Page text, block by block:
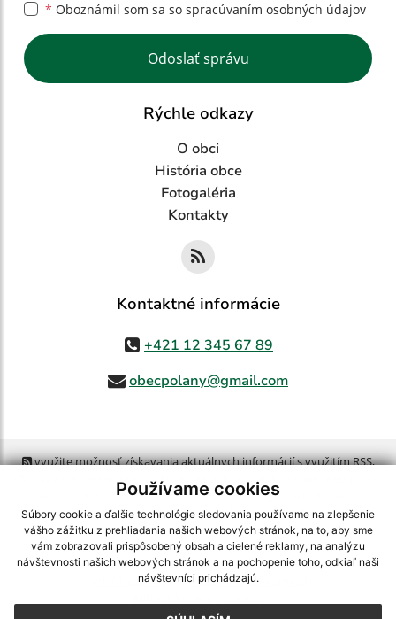
Používame cookies
Súbory cookie a ďalšie technológie sledovania používame na zlepšenie
vášho zážitku z prehliadania našich webových stránok, na to, aby sme
vám zobrazovali prispôsobený obsah a cielené reklamy, na analýzu
návštevnosti našich webových stránok a na pochopenie toho, odkiaľ naši
návštevníci prichádzajú.
* Oboznámil som sa so spracúvaním osobných údajov
Google reCaptcha Response
Odoslať správu
Rýchle odkazy
O obci
História obce
Fotogaléria
Kontakty
Kontaktné informácie
+421 12 345 67 89
obecpolany@gmail.com
využite možnosť získavania aktuálnych informácií s využitím RSS,
CMS systém (redakčný) systém ECHELON 2, Mapa stránok
webex.digital, s.r.o.,domény,registrácia domény
spoločnosť webex.digital, s.r.o.,technický prevádzkovateľ
Posledná aktualizácia:06.08.2026
Vytlačiť stránku|Vyhlásenie o prístupnosti